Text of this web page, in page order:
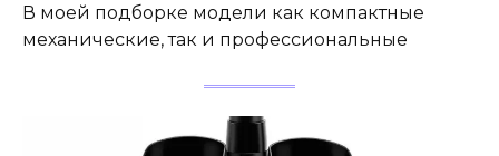
В моей подборке модели как компактные
механические, так и профессиональные